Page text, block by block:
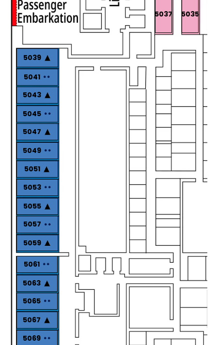
5035
5037
5039
5041
5043
5045
5047
5049
5051
5053
5055
5057
5059
5061
5063
5065
5067
5069